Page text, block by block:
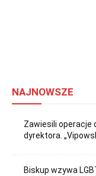
NAJNOWSZE
Zawiesili operacje
dyrektora.
Biskup wzywa